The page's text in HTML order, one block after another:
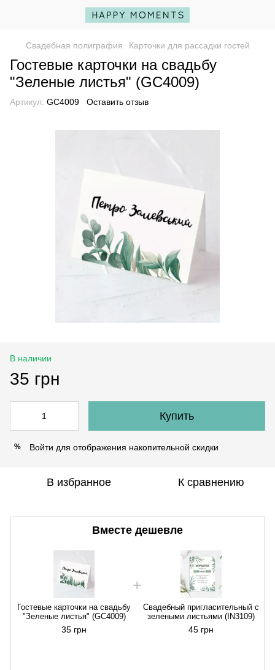
Свадебная полиграфия Карточки для рассадки гостей
Гостевые карточки на свадьбу
"Зеленые листья" (GC4009)
Артикул: GC4009 Оставить отзыв
В наличии
35 грн
Купить
% Войти для отображения накопительной скидки
В избранное К сравнению
Вместе дешевле
Гостевые карточки на свадьбу
"Зеленые листья" (GC4009)
35 грн
Свадебный пригласительный с
зелеными листьями (IN3109)
45 грн